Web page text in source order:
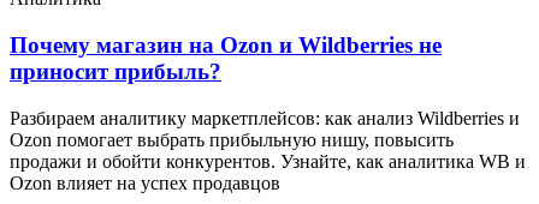
Почему магазин на Ozon и Wildberries не
приносит прибыль?
Разбираем аналитику маркетплейсов: как анализ Wildberries и
Ozon помогает выбрать прибыльную нишу, повысить
продажи и обойти конкурентов. Узнайте, как аналитика WB и
Ozon влияет на успех продавцов